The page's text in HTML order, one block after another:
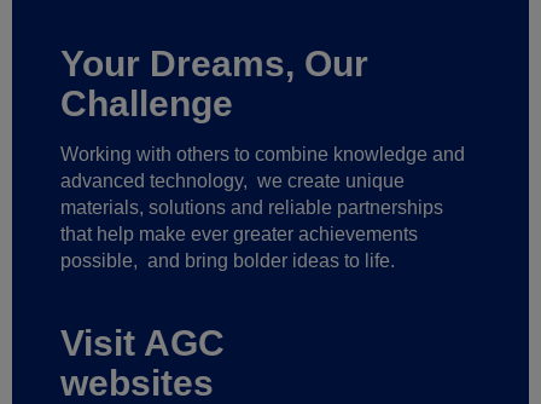
Your Dreams, Our
Challenge
Working with others to combine knowledge and
advanced technology, we create unique
materials, solutions and reliable partnerships
that help make ever greater achievements
possible, and bring bolder ideas to life.
Visit AGC
websites